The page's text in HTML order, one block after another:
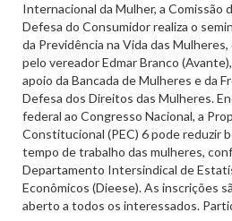
Internacional da Mulher, a Comissão
Defesa do Consumidor realiza o
da Previdência na Vida das
pelo vereador Edmar Branco
apoio da Bancada de Mulheres e da
Defesa dos Direitos das Mulheres.
federal ao Congresso Nacional, a
Constitucional (PEC) 6 pode reduzir
tempo de trabalho das mulheres,
Departamento Intersindical de
Econômicos (Dieese). As inscrições
aberto a todos os interessados.